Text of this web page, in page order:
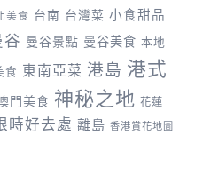
美食 台南 台灣菜 小食甜品
谷 曼谷景點 曼谷美食 本地
食 東南亞菜 港島 港式
門美食 神秘之地 花蓮
時好去處 離島 香港賞花地圖